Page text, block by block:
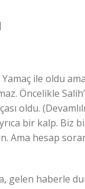
Yamaç ile oldu
Öncelikle
oldu.
bir kalp. Biz
Ama hesap
gelen haberle